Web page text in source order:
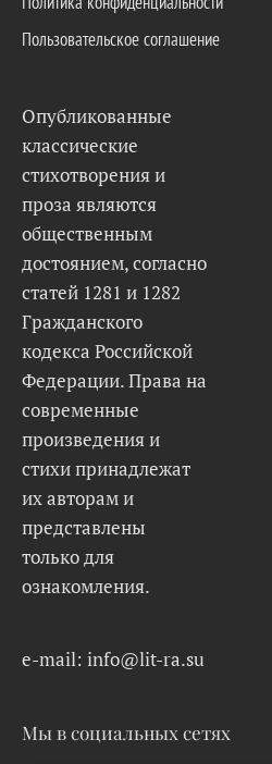
Пользовательское соглашение
Опубликованные
классические
стихотворения и
проза являются
общественным
достоянием, согласно
статей 1281 и 1282
Гражданского
кодекса Российской
Федерации. Права на
современные
произведения и
стихи принадлежат
их авторам и
представлены
только для
ознакомления.
e-mail: info@lit-ra.su
Мы в социальных сетях